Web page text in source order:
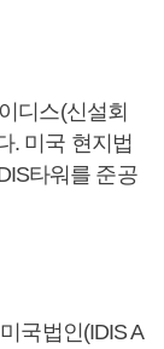
디스(신설회
. 미국 현지법
타워를 준공
국법인(IDIS A